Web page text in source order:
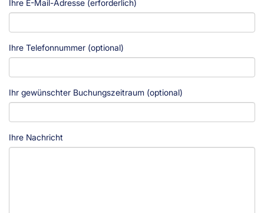
Ihre E-Mail-Adresse (erforderlich)
Ihre Telefonnummer (optional)
Ihr gewünschter Buchungszeitraum (optional)
Ihre Nachricht